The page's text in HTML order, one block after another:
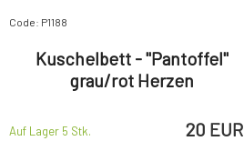
Code: P1188
Kuschelbett - "Pantoffel"
grau/rot Herzen
Auf Lager 5 Stk. 20 EUR